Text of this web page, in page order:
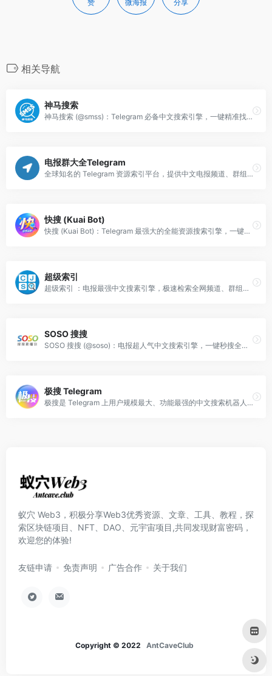
赞 微海报 分享
相关导航
神马搜索
神马搜索 (@smss)：Telegram 必备中文搜索引擎，一键精准找频道、搜资源、掘群组。
电报群大全Telegram
全球知名的 Telegram 资源索引平台，提供中文电报频道、群组、机器人及贴纸集的在线搜索与分类目录服务。
快搜 (Kuai Bot)
快搜 (Kuai Bot)：Telegram 最强大的全能资源搜索引擎，一键获取影视、软件及福利资源。
超级索引
超级索引 ：电报最强中文搜素引擎，极速检索全网频道、群组及影音资源。
SOSO 搜搜
SOSO 搜搜 (@soso)：电报超人气中文搜索引擎，一键秒搜全网频道、群组及影音文档资源。
极搜 Telegram
极搜是 Telegram 上用户规模最大、功能最强的中文搜索机器人，被誉为“电报界的谷歌”，支持一键查找各类群组、频道及多媒体资源。
蚁穴 Web3，积极分享Web3优秀资源、文章、工具、教程，探
索区块链项目、NFT、DAO、元宇宙项目,共同发现财富密码，
欢迎您的体验!
友链申请 免责声明 广告合作 关于我们
Copyright © 2022 AntCaveClub